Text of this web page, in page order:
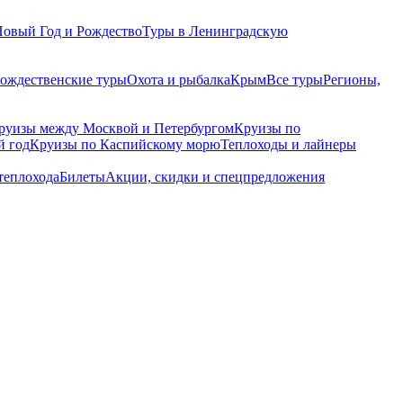
Год и РождествоТуры в Ленинградскую
турыОхота и рыбалкаКрымВсе турыРегионы,
между Москвой и ПетербургомКруизы по
годКруизы по Каспийскому морюТеплоходы и лайнеры
БилетыАкции, скидки и спецпредложения